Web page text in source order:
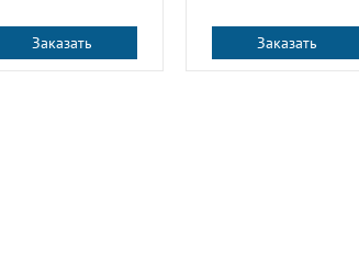
Заказать Заказать